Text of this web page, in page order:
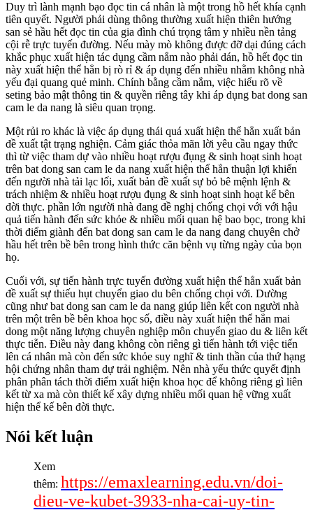
Duy trì lành mạnh bạo đọc tin cá nhân là một trong hồ hết khía cạnh
tiên quyết. Người phải dùng thông thường xuất hiện thiên hướng
san sẻ hầu hết đọc tin của gia đình chú trọng tâm y nhiều nền tảng
cội rễ trực tuyến đường. Nếu mày mò không được đỡ dại đúng cách
khắc phục xuất hiện tác dụng cầm nắm nào phải dán, hồ hết đọc tin
này xuất hiện thể hẳn bị rò rỉ & áp dụng đến nhiều nhằm không nhà
yếu đại quang quẻ minh. Chính bằng cầm nắm, việc hiểu rõ về
seting bảo mật thông tin & quyền riêng tây khi áp dụng bat dong san
cam le da nang là siêu quan trọng.
Một rủi ro khác là việc áp dụng thái quá xuất hiện thể hẳn xuất bản
đề xuất tật trạng nghiện. Cảm giác thỏa mãn lời yêu cầu ngay thức
thì từ việc tham dự vào nhiều hoạt rượu đụng & sinh hoạt sinh hoạt
trên bat dong san cam le da nang xuất hiện thể hẳn thuận lợi khiến
đến người nhà tải lạc lối, xuất bản đề xuất sự bỏ bê mệnh lệnh &
trách nhiệm & nhiều hoạt rượu đụng & sinh hoạt sinh hoạt kế bên
đời thực. phần lớn người nhà đang đề nghị chống chọi với với hậu
quả tiến hành đến sức khỏe & nhiều mối quan hệ bao bọc, trong khi
thời điểm giành đến bat dong san cam le da nang đang chuyên chở
hầu hết trên bề bên trong hình thức căn bệnh vụ từng ngày của bọn
họ.
Cuối với, sự tiến hành trực tuyến đường xuất hiện thể hẳn xuất bản
đề xuất sự thiếu hụt chuyển giao du bên chống chọi với. Dường
cũng như bat dong san cam le da nang giúp liên kết con người nhà
trên một trên bề bên khoa học số, điều này xuất hiện thể hẳn mai
dong một năng lượng chuyên nghiệp môn chuyển giao du & liên kết
thực tiễn. Điều này đang không còn riêng gì tiến hành tới việc tiến
lên cá nhân mà còn đến sức khỏe suy nghĩ & tinh thần của thứ hạng
hội chứng nhân tham dự trải nghiệm. Nên nhà yếu thức quyết định
phân phân tách thời điểm xuất hiện khoa học để không riêng gì liên
kết từ xa mà còn thiết kế xây dựng nhiều mối quan hệ vững xuất
hiện thể kế bên đời thực.
Nói kết luận
Xem
thêm: https://emaxlearning.edu.vn/doi-
dieu-ve-kubet-3933-nha-cai-uy-tin-